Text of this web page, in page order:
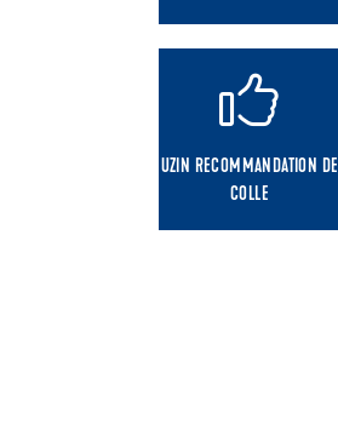
UZIN RECOMMANDATION DE
COLLE